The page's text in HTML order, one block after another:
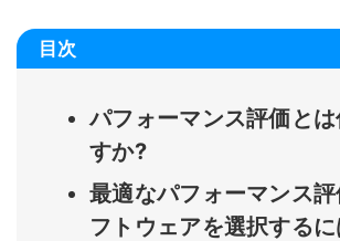
目次
パフォーマンス評価と
すか?
最適なパフォーマンス評
フトウェアを選択する